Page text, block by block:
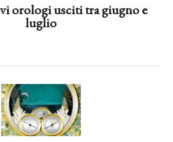
orologi usciti tra giugno e
luglio